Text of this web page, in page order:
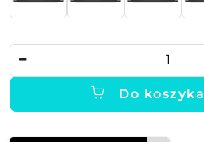
Do koszyka